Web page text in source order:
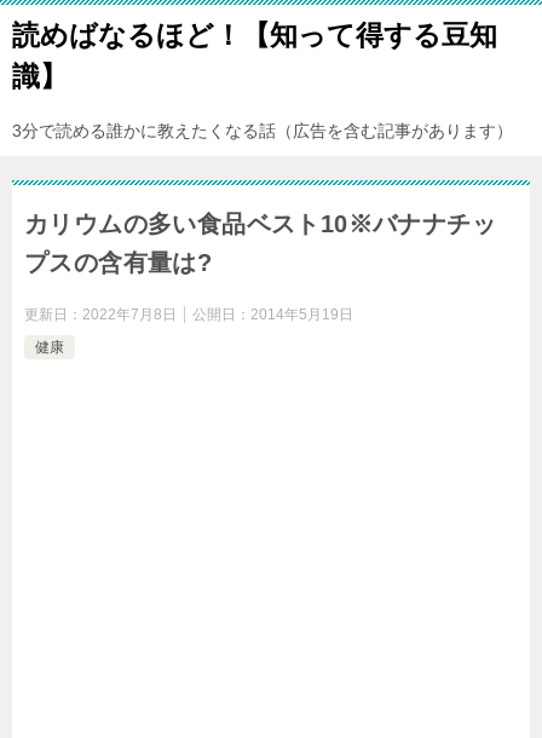
読めばなるほど！【知って得する豆知
識】
3分で読める誰かに教えたくなる話（広告を含む記事があります）
カリウムの多い食品ベスト10※バナナチッ
プスの含有量は?
更新日： 2022年7月8日 公開日： 2014年5月19日
健康